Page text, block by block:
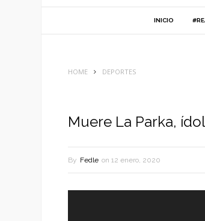
INICIO
HOME DEPORTES
Muere La Parka,
By Fedle on 12 enero, 2020